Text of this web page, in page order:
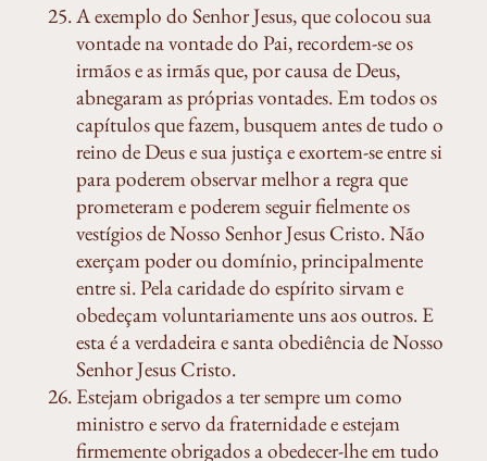
A exemplo do Senhor Jesus, que colocou sua
vontade na vontade do Pai, recordem-se os
irmãos e as irmãs que, por causa de Deus,
abnegaram as próprias vontades. Em todos os
capítulos que fazem, busquem antes de tudo o
reino de Deus e sua justiça e exortem-se entre si
para poderem observar melhor a regra que
prometeram e poderem seguir fielmente os
vestígios de Nosso Senhor Jesus Cristo. Não
exerçam poder ou domínio, principalmente
entre si. Pela caridade do espírito sirvam e
obedeçam voluntariamente uns aos outros. E
esta é a verdadeira e santa obediência de Nosso
Senhor Jesus Cristo.
Estejam obrigados a ter sempre um como
ministro e servo da fraternidade e estejam
firmemente obrigados a obedecer-lhe em tudo